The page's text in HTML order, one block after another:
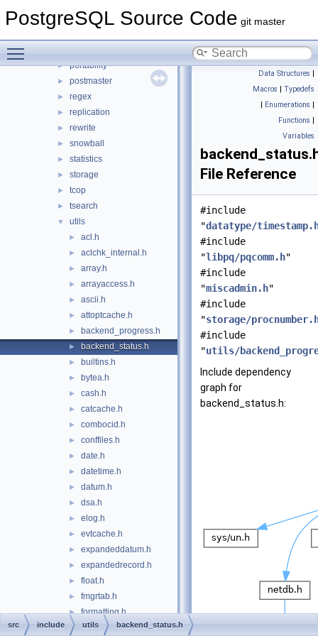
PostgreSQL Source Code git master
► partitioning
► portability
► postmaster
► regex
► replication
► rewrite
► snowball
► statistics
► storage
► tcop
► tsearch
▼ utils
► acl.h
► aclchk_internal.h
► array.h
► arrayaccess.h
► ascii.h
► attoptcache.h
► backend_progress.h
► backend_status.h
► builtins.h
► bytea.h
► cash.h
► catcache.h
► combocid.h
► conffiles.h
► date.h
► datetime.h
► datum.h
► dsa.h
► elog.h
► evtcache.h
► expandeddatum.h
► expandedrecord.h
► float.h
► fmgrtab.h
► formatting.h
► freepage.h
Data Structures |
Macros | Typedefs
| Enumerations |
Functions |
Variables
File Reference
#include
"datatype/
#include
"libpq/pqcomm.h"
#include
"miscadmin.h"
#include
"storage/
#include
"utils/
Include dependency
graph for
backend_status.h:
src include utils backend_status.h